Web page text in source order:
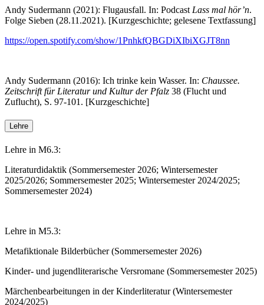
Andy Sudermann (2021): Flugausfall. In: Podcast Lass mal hör’n.
Folge Sieben (28.11.2021). [Kurzgeschichte; gelesene Textfassung]
https://open.spotify.com/show/1PnhkfQBGDiXIbiXGJT8nn
Andy Sudermann (2016): Ich trinke kein Wasser. In: Chaussee.
Zeitschrift für Literatur und Kultur der Pfalz 38 (Flucht und
Zuflucht), S. 97-101. [Kurzgeschichte]
Lehre
Lehre in M6.3:
Literaturdidaktik (Sommersemester 2026; Wintersemester
2025/2026; Sommersemester 2025; Wintersemester 2024/2025;
Sommersemester 2024)
Lehre in M5.3:
Metafiktionale Bilderbücher (Sommersemester 2026)
Kinder- und jugendliterarische Versromane (Sommersemester 2025)
Märchenbearbeitungen in der Kinderliteratur (Wintersemester
2024/2025)